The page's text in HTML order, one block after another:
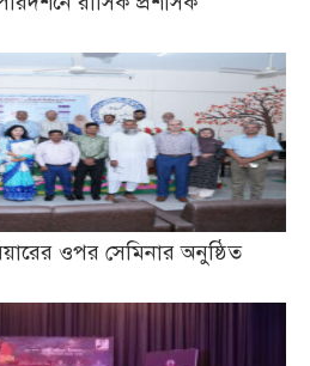
ওপর সেমিনার অনুষ্ঠিত